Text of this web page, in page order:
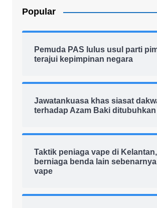
Popular
Pemuda PAS lulus usul parti
terajui kepimpinan negara
Jawatankuasa khas siasat
terhadap Azam Baki ditubuhkan
Taktik peniaga vape di
berniaga benda lain sebenarnya
vape